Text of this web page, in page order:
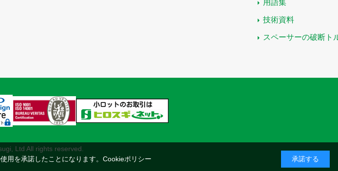
用語集
技術資料
スペーサーの破断ト
Ltd All rights reserved.
用を承諾したことになります。 Cookieポリシー 承諾する